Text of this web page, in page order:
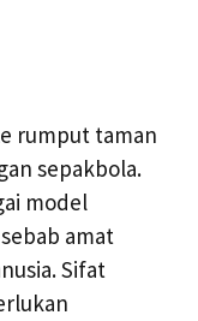
rumput taman
sepakbola.
model
amat
Sifat